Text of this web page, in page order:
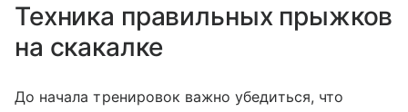
Техника правильных прыжков
на скакалке
До начала тренировок важно убедиться, что